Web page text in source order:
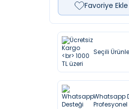
Favoriye Ekle
Seçili
Whatsapp